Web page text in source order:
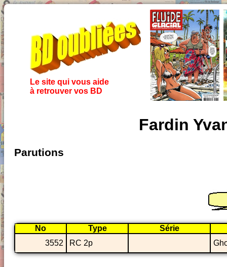
Le site qui vous aide
à retrouver vos BD
Fardin
Parutions
No Type
Série
3552
RC 2p